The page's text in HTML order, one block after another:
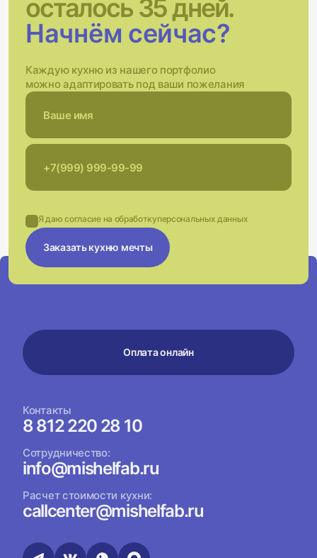
осталось 35 дней.
Начнём сейчас?
Каждую кухню из нашего портфолио
можно адаптировать под ваши пожелания
Я даю согласие на обработкуперсональных данных
Заказать кухню мечты
Оплата онлайн
Контакты
8 812 220 28 10
Сотрудничество:
info@mishelfab.ru
Расчет стоимости кухни:
callcenter@mishelfab.ru